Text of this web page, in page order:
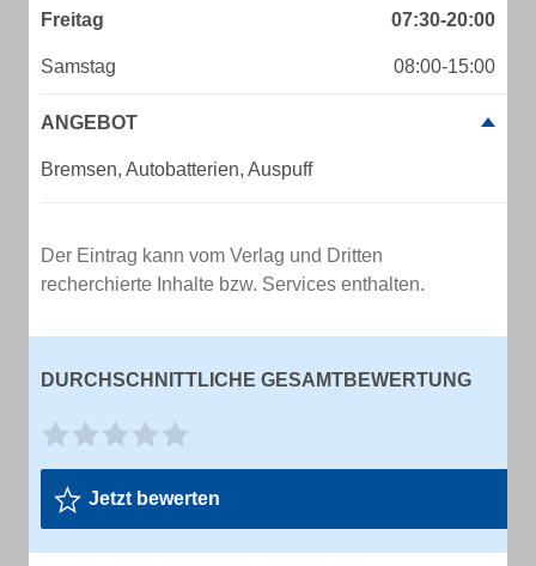
Freitag 07:30-20:00
Samstag 08:00-15:00
ANGEBOT
Bremsen, Autobatterien, Auspuff
Der Eintrag kann vom Verlag und Dritten
recherchierte Inhalte bzw. Services enthalten.
DURCHSCHNITTLICHE GESAMTBEWERTUNG
Jetzt bewerten